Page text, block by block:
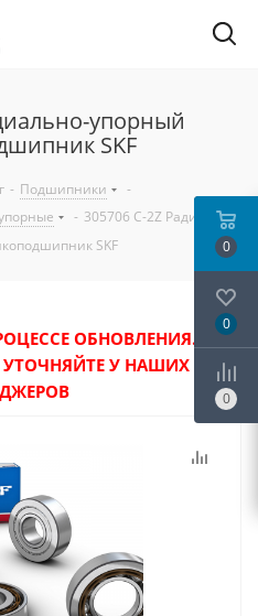
упорный
SKF
- Подшипники
-
- 305706 C-2Z Радиально-
SKF
ОБНОВЛЕНИЯ.
У НАШИХ
0
0
0